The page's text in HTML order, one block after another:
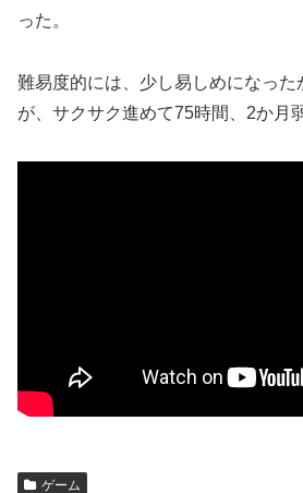
った。
難易度的には、少し易しめになっ
が、サクサク進めて75時間、2か月
ゲーム